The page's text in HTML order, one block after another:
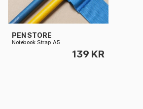
PEN STORE
Notebook Strap A5
139 KR